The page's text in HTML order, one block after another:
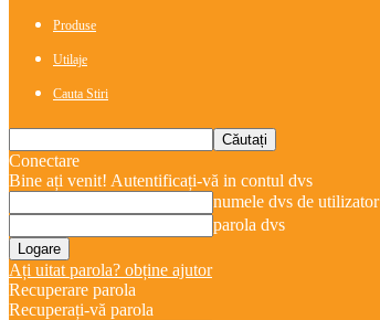
Produse
Utilaje
Cauta Stiri
Conectare
Bine ați venit! Autentificați-vă in contul dvs
numele dvs de utilizator
parola dvs
Ați uitat parola? obține ajutor
Recuperare parola
Recuperați-vă parola